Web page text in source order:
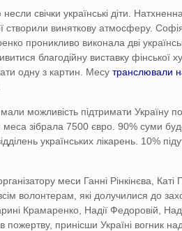
свічки українські діти.
створили виняткову атмосферу.
проникливо виконала дві
благодійну виставку фінської
одну з картин. Месутранслювали
мали можливість підтримати Україну
меса зібрала 7500 євро. 90% суми
українських лікарень. 10%
меси Ганні Рінкінєва, Каті
всім волонтерам, які долучилися до
Крамаренко, Надії Федоровій,
пожертву, принісши Україні вогник